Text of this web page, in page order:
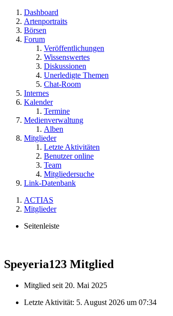
Dashboard
Artenportraits
Börsen
Forum
Veröffentlichungen
Wissenswertes
Diskussionen
Unerledigte Themen
Chat-Room
Internes
Kalender
Termine
Medienverwaltung
Alben
Mitglieder
Letzte Aktivitäten
Benutzer online
Team
Mitgliedersuche
Link-Datenbank
ACTIAS
Mitglieder
Seitenleiste
Speyeria123 Mitglied
Mitglied seit 20. Mai 2025
Letzte Aktivität: 5. August 2026 um 07:34